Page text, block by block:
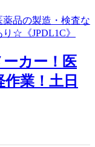
ーカー！医
業！土日